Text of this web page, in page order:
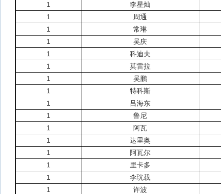
1
李星灿
1
周通
1
常琳
1
吴庆
1
科迪夫
1
莫雷拉
1
吴鹏
1
特科斯
1
吕海东
1
鲁尼
1
阿瓦
1
达里奥
1
阿瓦尔
1
里卡多
1
李珖载
1
许波